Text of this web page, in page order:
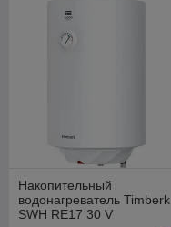
Накопительный
водонагреватель Timberk
SWH RE17 30 V